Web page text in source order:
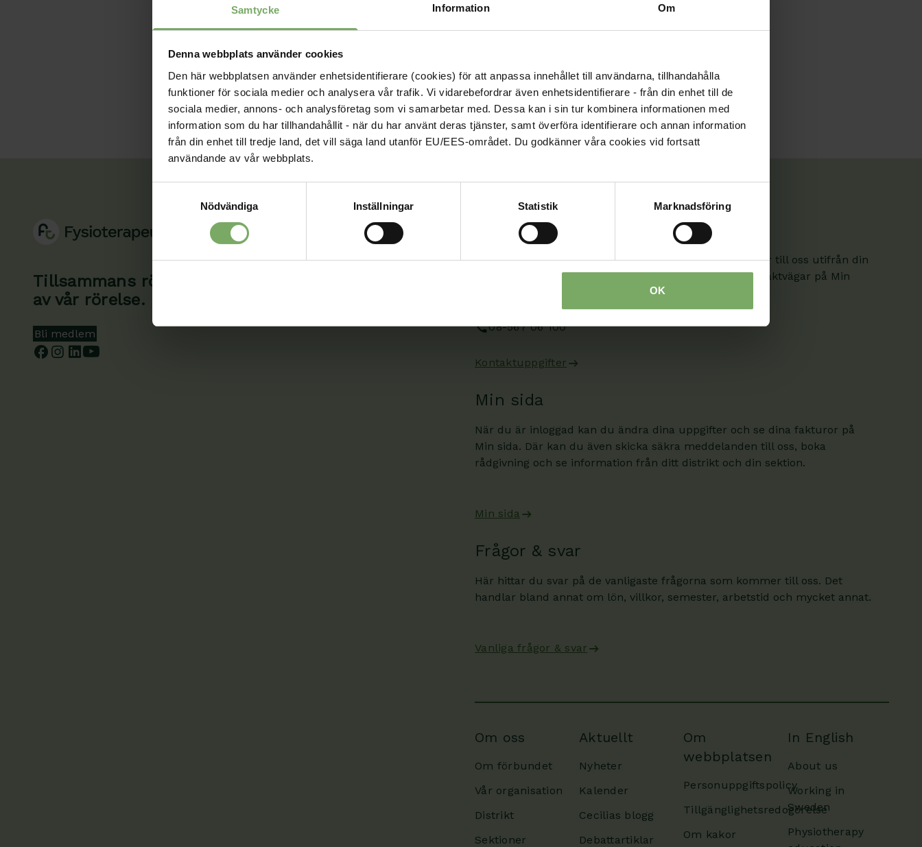
Samtycke Information Om
Denna webbplats använder cookies
Den här webbplatsen använder enhetsidentifierare (cookies) för att anpassa innehållet till användarna, tillhandahålla
funktioner för sociala medier och analysera vår trafik. Vi vidarebefordrar även enhetsidentifierare - från din enhet till de
sociala medier, annons- och analysföretag som vi samarbetar med. Dessa kan i sin tur kombinera informationen med
information som du har tillhandahållit - när du har använt deras tjänster, samt överföra identifierare och annan information
från din enhet till tredje land, det vill säga land utanför EU/EES-området. Du godkänner våra cookies vid fortsatt
användande av vår webbplats.
Nödvändiga
Inställningar Statistik Marknadsföring
OK
reumatologi@fysioterapeuterna.se senast den 31 januari 2025.
Välkommen med din anmälan till årsmötet genom mail tillreumatologi@fysioterapeuterna.seAnmäl
dig senast den 7/2 så får du en Teamslänk skickad till dig inför mötet.
Årsmöte
Tillsammans rör vi oss framåt. Du är en viktig del
av vår rörelse.
Bli medlem
Kontakt
Välkommen att kontakta oss. Här hittar du kontaktvägar till oss utifrån din
roll och ditt ärende. Du som är medlem hittar fler kontaktvägar på Min
08-567 06 100
Kontaktuppgifter
Min sida
När du är inloggad kan du ändra dina uppgifter och se dina fakturor på
Min sida. Där kan du även skicka säkra meddelanden till oss, boka
rådgivning och se information från ditt distrikt och din sektion.
Min sida
Frågor & svar
Här hittar du svar på de vanligaste frågorna som kommer till oss. Det
handlar bland annat om lön, villkor, semester, arbetstid och mycket annat.
Vanliga frågor & svar
Om oss
Om förbundet
Vår organisation
Distrikt
Sektioner
Aktuellt
Nyheter
Kalender
Cecilias blogg
Debattartiklar
Om
webbplatsen
Personuppgiftspolicy
Tillgänglighetsredogörelse
Om kakor
In English
About us
Working in
Sweden
Physiotherapy